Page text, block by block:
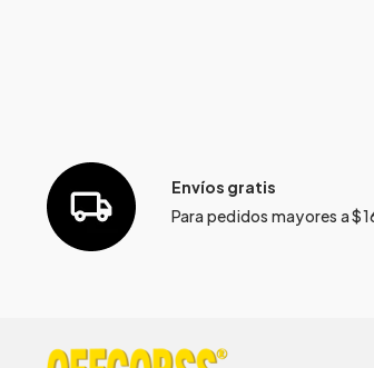
Envíos gratis
Para pedidos mayores a